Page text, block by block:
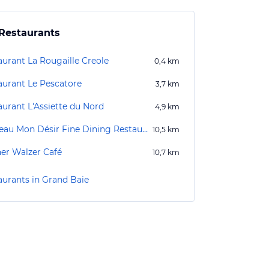
La Rougaille Creole 0,4 km
Le Pescatore 3,7 km
L'Assiette du Nord 4,9 km
Château Mon Désir Fine Dining Restaurant 10,5 km
Walzer Café 10,7 km
in Grand Baie